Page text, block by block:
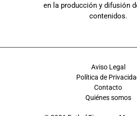
en la producción y difusión
contenidos.
Aviso Legal
Política de
Contacto
Quiénes somos